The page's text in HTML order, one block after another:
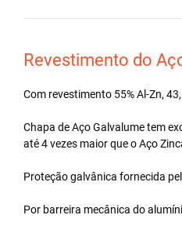
Revestimento do
Com revestimento 55% Al-Zn,
Chapa de Aço Galvalume tem
até 4 vezes maior que o Aço
Proteção galvânica fornecida
Por barreira mecânica do